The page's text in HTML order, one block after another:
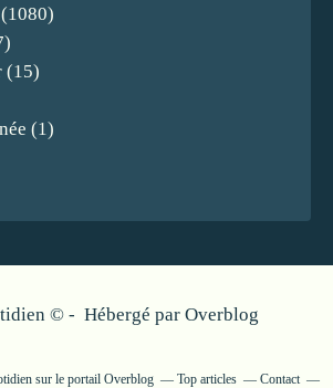
(1080)
(15)
(1)
© - Hébergé par Overblog
sur le portail Overblog Top articles Contact